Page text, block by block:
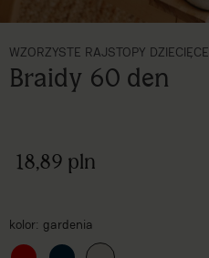
Braidy 60 den
18,89 pln
kolor gardenia
WZORZYSTE RAJSTOPY DZIECIĘCE